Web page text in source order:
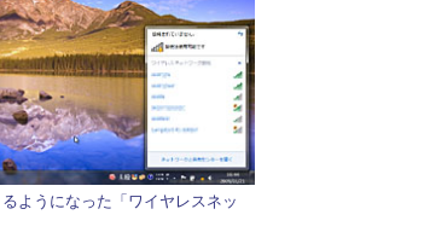
ようになった「ワイヤレスネッ